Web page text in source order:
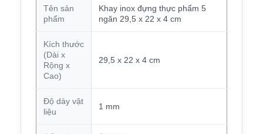
Tên sản
phẩm
Khay inox đựng thực phẩm 5
ngăn 29,5 x 22 x 4 cm
Kích thước
(Dài x
Rộng x
Cao)
29,5 x 22 x 4 cm
Độ dày vật
liệu
1 mm